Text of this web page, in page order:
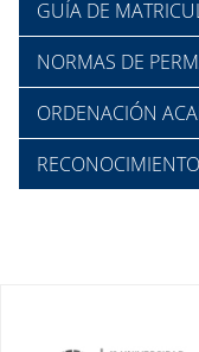
GUÍA DE
NORMAS DE
ORDENACIÓN